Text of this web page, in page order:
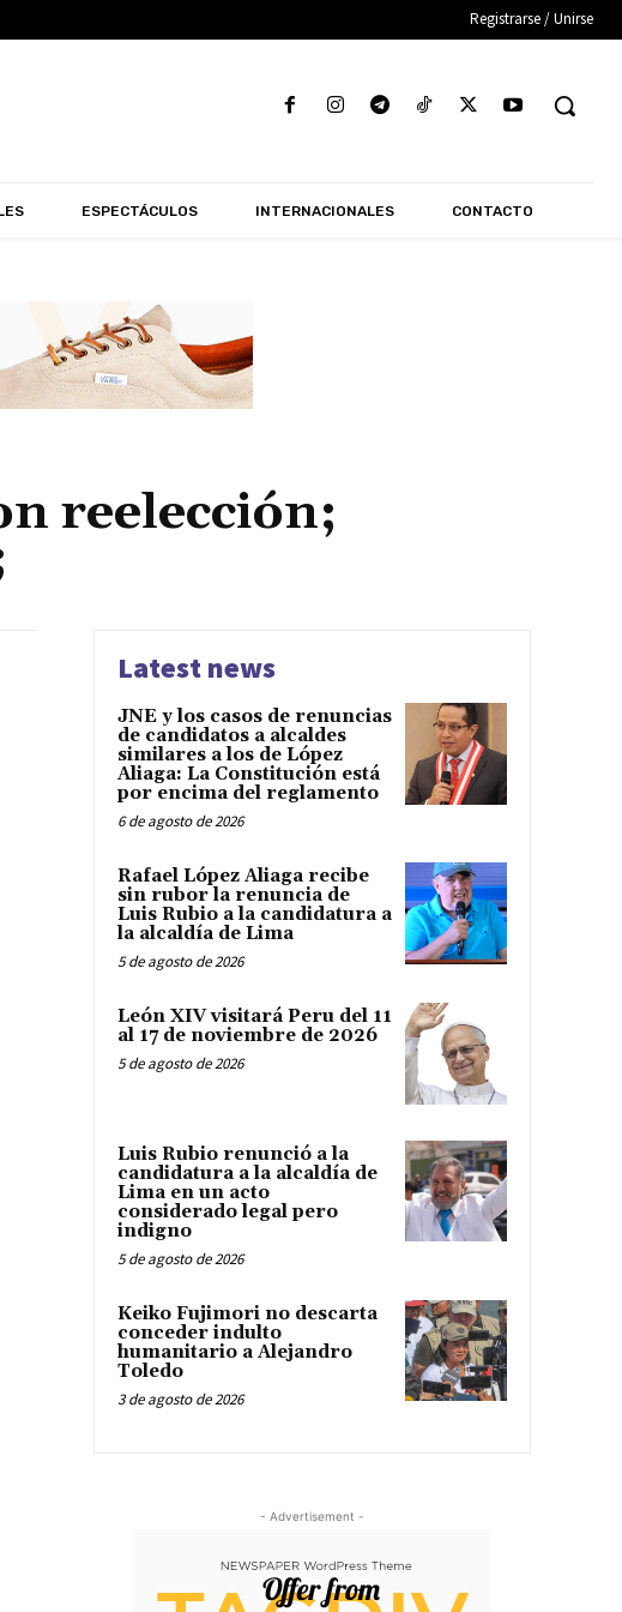
Registrarse / Unirse
ESPECTÁCULOS INTERNACIONALES CONTACTO
reelección;
Latest news
JNE y los casos de renuncias
de candidatos a alcaldes
similares a los de López
Aliaga: La Constitución está
por encima del reglamento
6 de agosto de 2026
Rafael López Aliaga recibe
sin rubor la renuncia de
Luis Rubio a la candidatura a
la alcaldía de Lima
5 de agosto de 2026
León XIV visitará Peru del 11
al 17 de noviembre de 2026
5 de agosto de 2026
Luis Rubio renunció a la
candidatura a la alcaldía de
Lima en un acto
considerado legal pero
indigno
5 de agosto de 2026
Keiko Fujimori no descarta
conceder indulto
humanitario a Alejandro
Toledo
3 de agosto de 2026
- Advertisement -